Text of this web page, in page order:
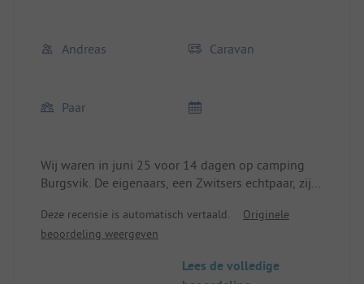
Andreas Caravan
Paar
Wij waren in juni 25 voor 14 dagen op camping
Burgsvik. De eigenaars, een Zwitsers echtpaar, zijn
onderhouden en is uitstekend geschikt om het
zuiden en het midden van Gotland te verkennen.
(fietspad) begint direct bij de camping. Een
Deze recensie is automatisch vertaald.
Originele
beoordeling weergeven
Lees de volledige